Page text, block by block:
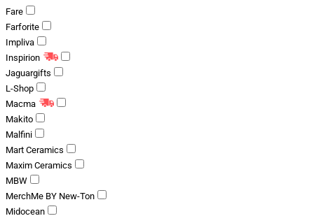
Fare
Farforite
Impliva
Inspirion
Jaguargifts
L-Shop
Macma
Makito
Malfini
Mart Ceramics
Maxim Ceramics
MBW
MerchMe BY New-Ton
Midocean